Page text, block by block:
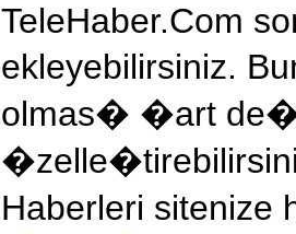
TeleHaber.Com
ekleyebilirsiniz.
olmas� �art
Haberleri